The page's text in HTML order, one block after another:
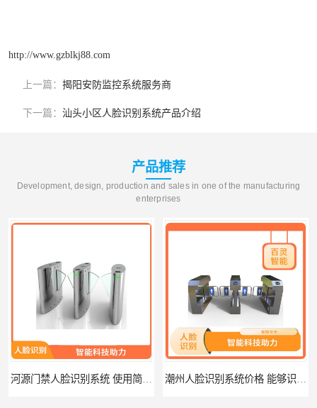
http://www.gzblkj88.com
上一篇： 揭阳安防监控系统服务商
下一篇： 汕头小区人脸识别系统产品介绍
产品推荐
Development, design, production and sales in one of the manufacturing
enterprises
河源门禁人脸识别系统 使用简单方便 无需人工干预 潮州人脸识别系统价格 能够识别活体人脸 非接触性